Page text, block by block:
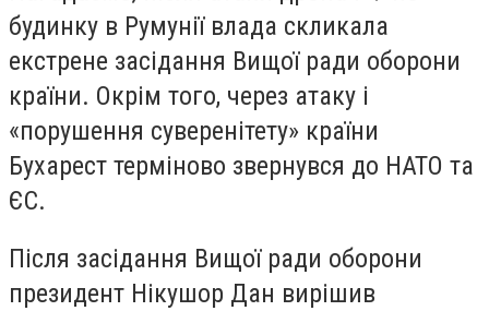
будинку в Румунії влада скликала
екстрене засідання Вищої ради оборони
країни. Окрім того, через атаку і
«порушення суверенітету» країни
Бухарест терміново звернувся до НАТО та
ЄС.
Після засідання Вищої ради оборони
президент Нікушор Дан вирішив